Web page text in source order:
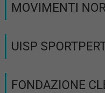
MOVIMENTI
UISP
FONDAZIONE